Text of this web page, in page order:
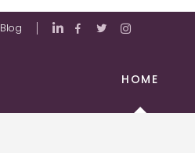
Blog
HOME